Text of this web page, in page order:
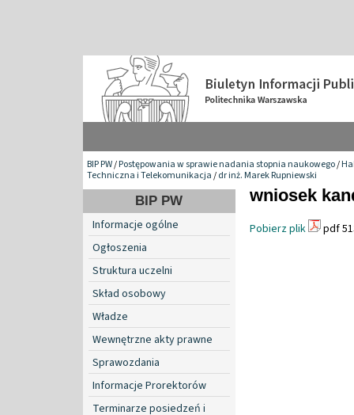
BIP PW/Postępowania w sprawie nadania stopnia naukowego/
Techniczna i Telekomunikacja/dr inż. Marek Rupniewski
BIP PW
Informacje ogólne
Ogłoszenia
Struktura uczelni
Skład osobowy
Władze
Wewnętrzne akty prawne
Sprawozdania
Informacje Prorektorów
Terminarze posiedzeń i
wniosek
Pobierz plik pdf